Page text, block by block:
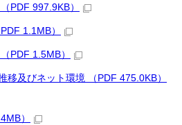
PDF 997.9KB）
1.1MB）
PDF 1.5MB）
移及びネット環境 （PDF 475.0KB）
）